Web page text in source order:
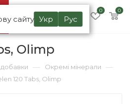
сайту Укр Рус
0 0
Olimp
добавки — Окремі мінерали —
120 Tabs, Olimp